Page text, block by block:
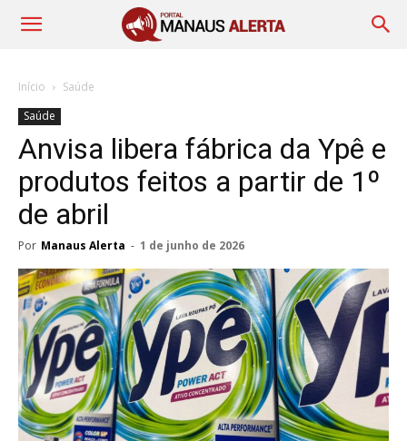
Início
Saúde
Saúde
Anvisa libera fábrica da Ypê e
produtos feitos a partir de 1º
de abril
Por Manaus Alerta - 1 de junho de 2026